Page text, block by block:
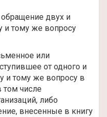
двух и
и тому же вопросу
или
от одного и
и тому же вопросу в
том числе
либо
внесенные в книгу